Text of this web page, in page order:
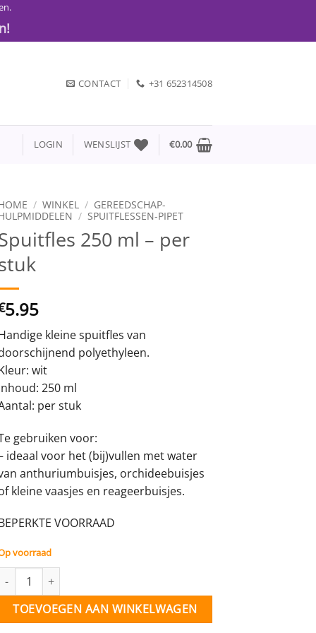
CONTACT +31 652314508
LOGIN WENSLIJST €0.00
/ WINKEL / GEREEDSCHAP-
/ SPUITFLESSEN-PIPET
250 ml – per
5.95
kleine spuitfles van
polyethyleen.
wit
250 ml
per stuk
gebruiken voor:
ideaal voor het (bij)vullen met water
anthuriumbuisjes, orchideebuisjes
kleine vaasjes en reageerbuisjes.
VOORRAAD
voorraad
250 ml - per stuk aantal
TOEVOEGEN AAN WINKELWAGEN